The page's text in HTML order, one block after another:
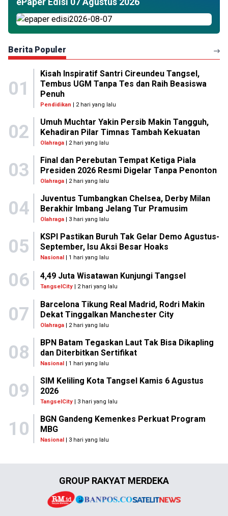
Berita Populer
01
Kisah Inspiratif Santri Cireundeu Tangsel,
Tembus UGM Tanpa Tes dan Raih Beasiswa
Penuh
Pendidikan | 2 hari yang lalu
02
Umuh Muchtar Yakin Persib Makin Tangguh,
Kehadiran Pilar Timnas Tambah Kekuatan
Olahraga| 2 hari yang lalu
03
Final dan Perebutan Tempat Ketiga Piala
Presiden 2026 Resmi Digelar Tanpa Penonton
Olahraga| 2 hari yang lalu
04
Juventus Tumbangkan Chelsea, Derby Milan
Berakhir Imbang Jelang Tur Pramusim
Olahraga| 3 hari yang lalu
05
KSPI Pastikan Buruh Tak Gelar Demo Agustus-
September, Isu Aksi Besar Hoaks
Nasional| 1 hari yang lalu
06 4,49 Juta Wisatawan Kunjungi Tangsel
TangselCity | 2 hari yang lalu
07
Barcelona Tikung Real Madrid, Rodri Makin
Dekat Tinggalkan Manchester City
Olahraga| 2 hari yang lalu
08
BPN Batam Tegaskan Laut Tak Bisa Dikapling
dan Diterbitkan Sertifikat
Nasional| 1 hari yang lalu
09
SIM Keliling Kota Tangsel Kamis 6 Agustus
2026
TangselCity| 3 hari yang lalu
10
BGN Gandeng Kemenkes Perkuat Program
MBG
Nasional| 3 hari yang lalu
GROUP RAKYAT MERDEKA